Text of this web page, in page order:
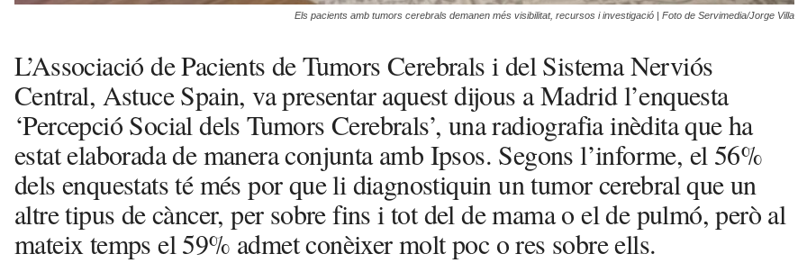
Els pacients amb tumors cerebrals demanen més visibilitat, recursos i investigació | Foto de Servimedia/Jorge Villa
L’Associació de Pacients de Tumors Cerebrals i del Sistema Nerviós
Central, Astuce Spain, va presentar aquest dijous a Madrid l’enquesta
‘Percepció Social dels Tumors Cerebrals’, una radiografia inèdita que ha
estat elaborada de manera conjunta amb Ipsos. Segons l’informe, el 56%
dels enquestats té més por que li diagnostiquin un tumor cerebral que un
altre tipus de càncer, per sobre fins i tot del de mama o el de pulmó, però al
mateix temps el 59% admet conèixer molt poc o res sobre ells.